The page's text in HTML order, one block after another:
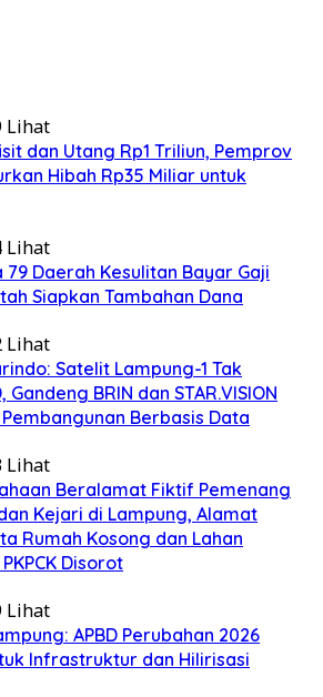
Lihat
dan Utang Rp1 Triliun, Pemprov
Hibah Rp35 Miliar untuk
Lihat
79 Daerah Kesulitan Bayar Gaji
Siapkan Tambahan Dana
Lihat
Satelit Lampung-1 Tak
Gandeng BRIN dan STAR.VISION
Berbasis Data
Lihat
Beralamat Fiktif Pemenang
Kejari di Lampung, Alamat
Rumah Kosong dan Lahan
Disorot
Lihat
APBD Perubahan 2026
Infrastruktur dan Hilirisasi